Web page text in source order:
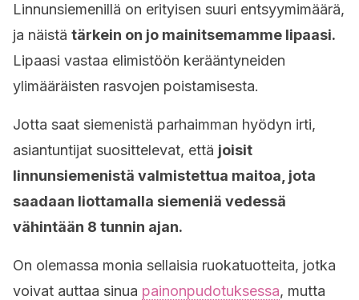
Linnunsiemenillä on erityisen suuri entsyymimäärä,
ja näistä tärkein on jo mainitsemamme lipaasi.
Lipaasi vastaa elimistöön kerääntyneiden
ylimääräisten rasvojen poistamisesta.
Jotta saat siemenistä parhaimman hyödyn irti,
asiantuntijat suosittelevat, että joisit
linnunsiemenistä valmistettua maitoa, jota
saadaan liottamalla siemeniä vedessä
vähintään 8 tunnin ajan.
On olemassa monia sellaisia ruokatuotteita, jotka
voivat auttaa sinua painonpudotuksessa, mutta